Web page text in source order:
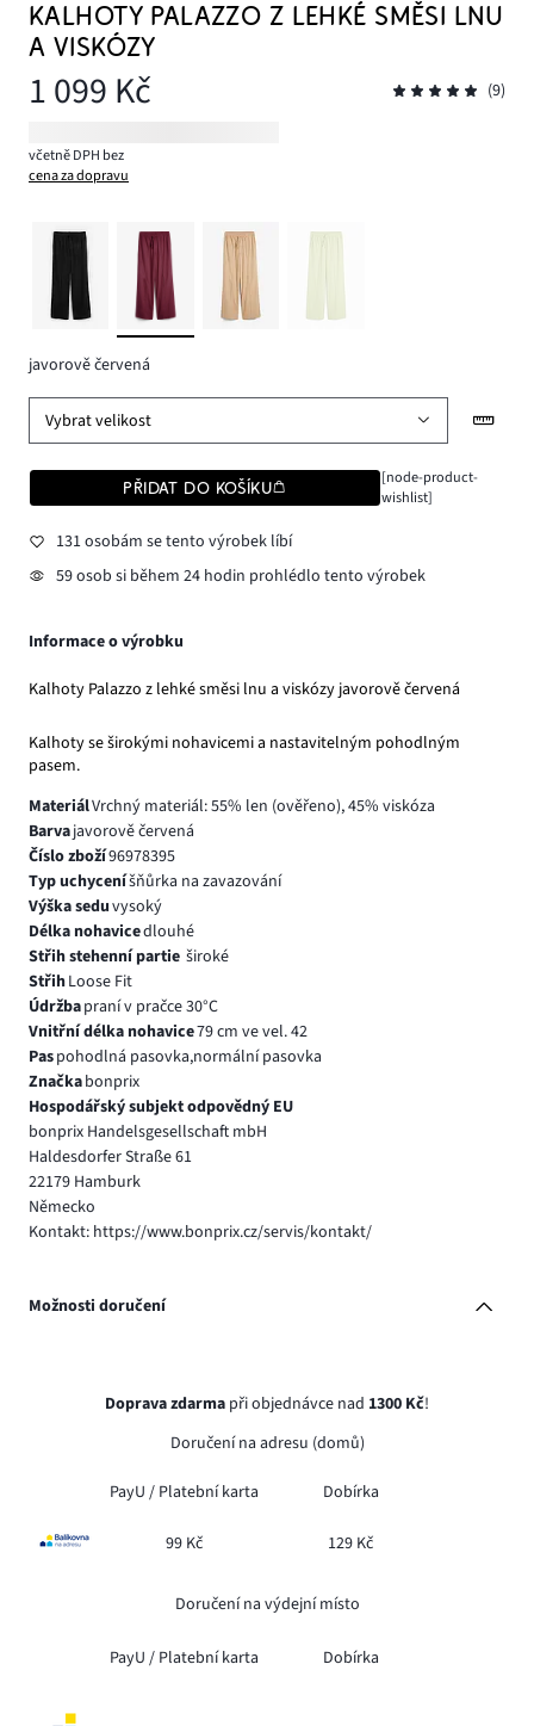
KALHOTY PALAZZO Z LEHKÉ SMĚSI LNU
A VISKÓZY
1 099 Kč (9)
včetně DPH bez
cena za dopravu
javorově červená
Vybrat velikost
PŘIDAT DO KOŠÍKU
[node-product-
wishlist]
131 osobám se tento výrobek líbí
59 osob si během 24 hodin prohlédlo tento výrobek
Informace o výrobku
Kalhoty Palazzo z lehké směsi lnu a viskózy javorově červená
Kalhoty se širokými nohavicemi a nastavitelným pohodlným
pasem.
MateriálVrchný materiál: 55% len (ověřeno), 45% viskóza
Barvajavorově červená
Číslo zboží96978395
Typ uchyceníšňůrka na zavazování
Výška seduvysoký
Délka nohavicedlouhé
Střih stehenní partie široké
StřihLoose Fit
Údržbapraní v pračce 30°C
Vnitřní délka nohavice79 cm ve vel. 42
Paspohodlná pasovka,normální pasovka
Značkabonprix
Hospodářský subjekt odpovědný EU
bonprix Handelsgesellschaft mbH
Haldesdorfer Straße 61
22179 Hamburk
Německo
Kontakt: https://www.bonprix.cz/servis/kontakt/
Možnosti doručení
Doprava zdarma při objednávce nad 1300 Kč!
Doručení na adresu (domů)
PayU / Platební karta Dobírka
99 Kč 129 Kč
Doručení na výdejní místo
PayU / Platební karta Dobírka